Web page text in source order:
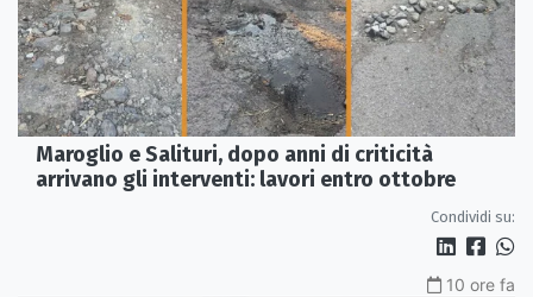
Maroglio e Salituri, dopo anni di criticità
arrivano gli interventi: lavori entro ottobre
Condividi su:
10 ore fa